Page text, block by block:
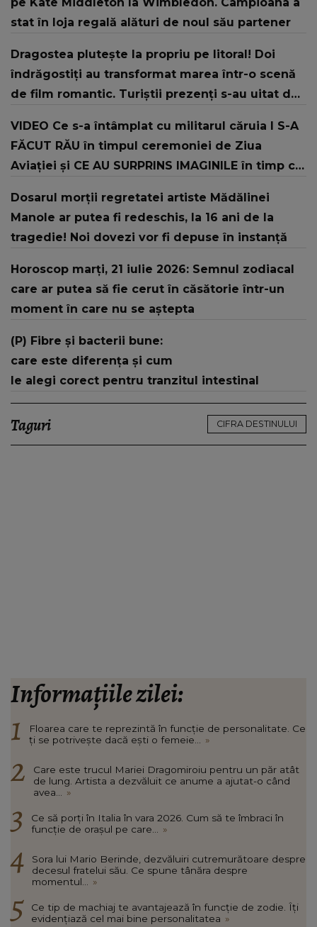
stat în loja regală alături de noul său partener
Dragostea plutește la propriu pe litoral! Doi
îndrăgostiți au transformat marea într-o scenă
de film romantic. Turiștii prezenți s-au uitat de
VIDEO Ce s-a întâmplat cu militarul căruia I S-A
FĂCUT RĂU în timpul ceremoniei de Ziua
Aviației şi CE AU SURPRINS IMAGINILE în timp ce
săracul băiat! Sper că..."
Dosarul morții regretatei artiste Mădălinei
Manole ar putea fi redeschis, la 16 ani de la
tragedie! Noi dovezi vor fi depuse în instanță
Horoscop marți, 21 iulie 2026: Semnul zodiacal
care ar putea să fie cerut în căsătorie într-un
moment în care nu se aștepta
(P) Fibre și bacterii bune:
care este diferența și cum
le alegi corect pentru tranzitul intestinal
Taguri CIFRA DESTINULUI
Informațiile zilei:
Floarea care te reprezintă în funcție de personalitate. Ce
ți se potrivește dacă ești o femeie...
»
Care este trucul Mariei Dragomiroiu pentru un păr atât
de lung. Artista a dezvăluit ce anume a ajutat-o când
avea...
»
Ce să porți în Italia în vara 2026. Cum să te îmbraci în
funcție de orașul pe care...
»
Sora lui Mario Berinde, dezvăluiri cutremurătoare despre
decesul fratelui său. Ce spune tânăra despre
momentul...
»
Ce tip de machiaj te avantajează în funcție de zodie. Îți
evidențiază cel mai bine personalitatea »